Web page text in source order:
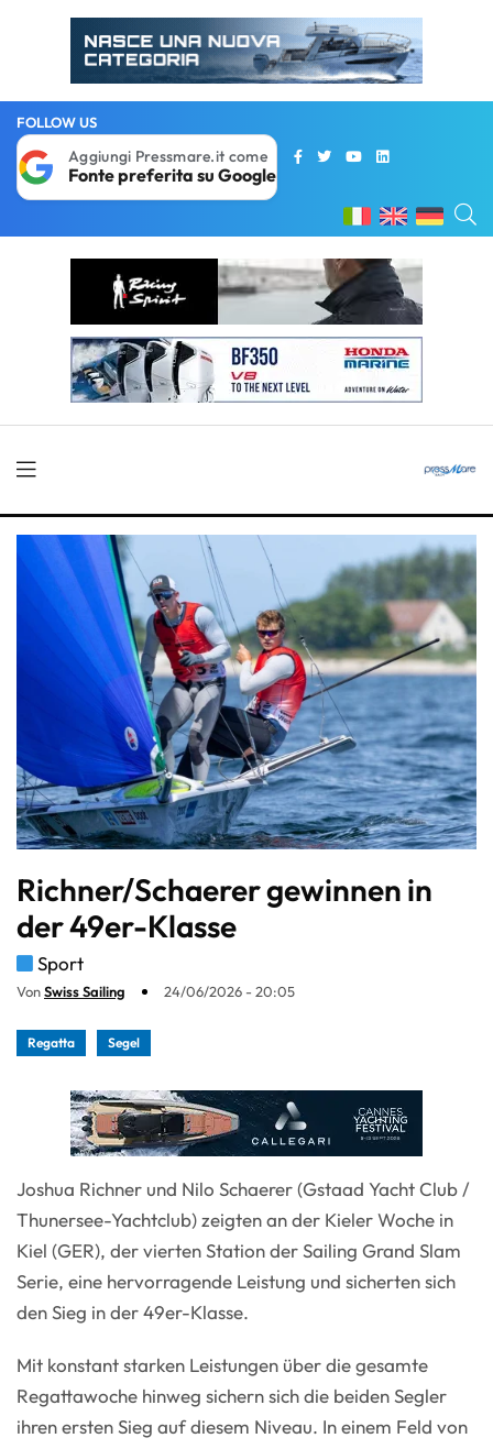
FOLLOW US
Aggiungi Pressmare.it come
Fonte preferita su Google
Richner/Schaerer gewinnen in
der 49er-Klasse
Sport
VonSwiss Sailing 24/06/2026 - 20:05
Regatta Segel
Joshua Richner und Nilo Schaerer (Gstaad Yacht Club /
Thunersee-Yachtclub) zeigten an der Kieler Woche in
Kiel (GER), der vierten Station der Sailing Grand Slam
Serie, eine hervorragende Leistung und sicherten sich
den Sieg in der 49er-Klasse.
Mit konstant starken Leistungen über die gesamte
Regattawoche hinweg sichern sich die beiden Segler
ihren ersten Sieg auf diesem Niveau. In einem Feld von